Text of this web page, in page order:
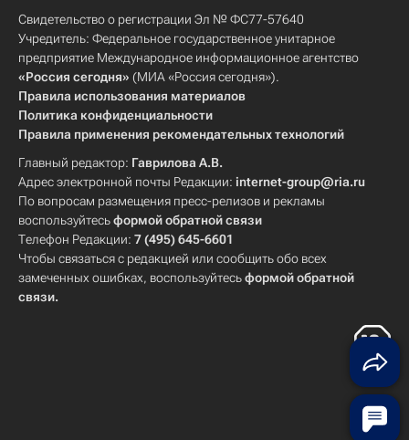
Свидетельство о регистрации Эл № ФС77-57640
Учредитель: Федеральное государственное унитарное
предприятие Международное информационное агентство
«Россия сегодня» (МИА «Россия сегодня»).
Правила использования материалов
Политика конфиденциальности
Правила применения рекомендательных технологий
Главный редактор: Гаврилова А.В.
Адрес электронной почты Редакции: internet-group@ria.ru
По вопросам размещения пресс-релизов и рекламы
воспользуйтесьформой обратной связи
Телефон Редакции: 7 (495) 645-6601
Чтобы связаться с редакцией или сообщить обо всех
замеченных ошибках, воспользуйтесьформой обратной
связи.